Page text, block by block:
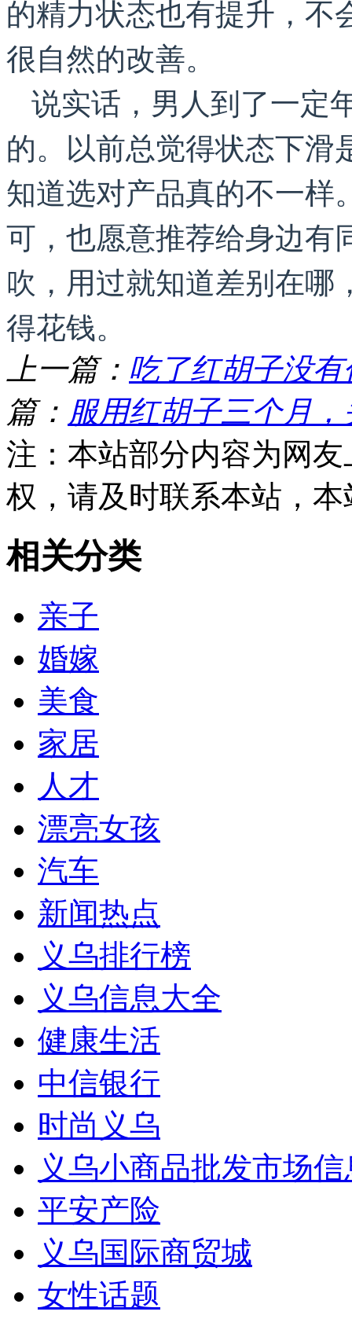
的精力状态也有提升，不
很自然的改善。
说实话，男人到了一定
的。以前总觉得状态下滑
知道选对产品真的不一样
可，也愿意推荐给身边有
吹，用过就知道差别在哪
得花钱。
上一篇： 吃了红胡子没
篇： 服用红胡子三个月
注：本站部分内容为网
权，请及时联系本站，
相关分类
亲子
婚嫁
美食
家居
人才
漂亮女孩
汽车
新闻热点
义乌排行榜
义乌信息大全
健康生活
中信银行
时尚义乌
义乌小商品批发市场
平安产险
义乌国际商贸城
女性话题